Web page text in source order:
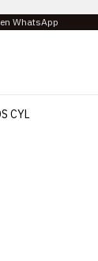
WhatsApp
CYL